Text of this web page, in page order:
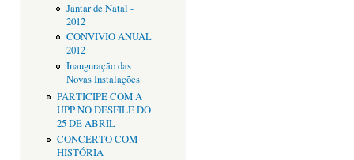
Jantar de Natal -
2012
CONVÍVIO ANUAL
2012
Inauguração das
Novas Instalações
PARTICIPE COM A
UPP NO DESFILE DO
25 DE ABRIL
CONCERTO COM
HISTÓRIA